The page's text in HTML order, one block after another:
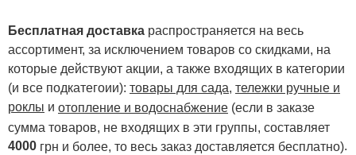
Бесплатная доставка распространяется на весь
ассортимент, за исключением товаров со скидками, на
которые действуют акции, а также входящих в категории
(и все подкатегоии): товары для сада, тележки ручные и
роклы и отопление и водоснабжение (если в заказе
сумма товаров, не входящих в эти группы, составляет
4000 грн и более, то весь заказ доставляется бесплатно).